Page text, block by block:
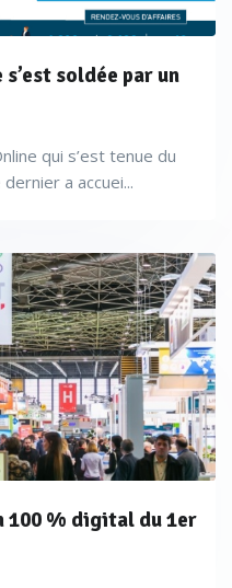
soldée par un
qui s’est tenue du
a accuei...
100 % digital du 1er